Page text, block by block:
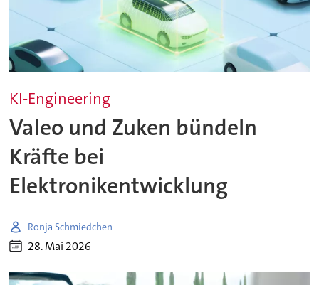
KI-Engineering
Valeo und Zuken bündeln
Kräfte bei
Elektronikentwicklung
Ronja Schmiedchen
28. Mai 2026